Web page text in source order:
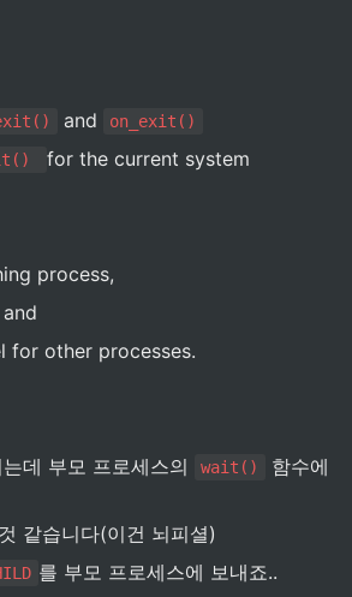
and on_exit()
for the current system
process,
for other processes.
데 부모 프로세스의 wait()
함수에
같습니다(이건 뇌피셜)
를 부모 프로세스에 보내죠..